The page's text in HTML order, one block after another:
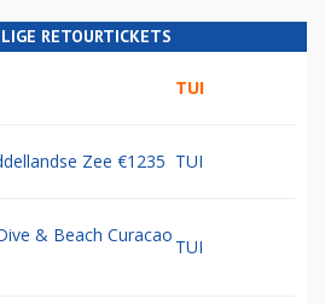
RETOURTICKETS
TUI
Zee €1235 TUI
& Beach Curacao
TUI